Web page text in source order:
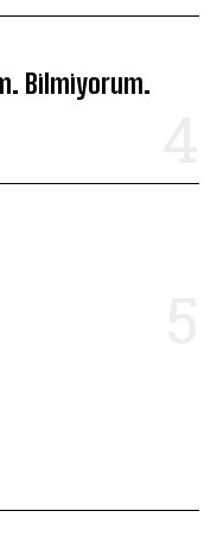
Bilmiyorum.